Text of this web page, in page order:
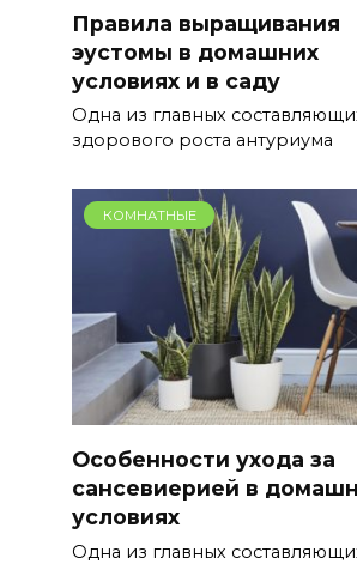
Правила выращивания
эустомы в домашних
условиях и в саду
Одна из главных
здорового роста антуриума
КОМНАТНЫЕ
Особенности ухода за
сансевиерией в
условиях
Одна из главных